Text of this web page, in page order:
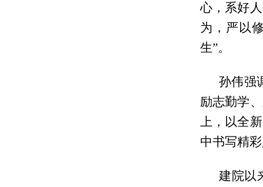
心，系好
为，严以
生”。
孙伟强
励志勤学
上，以全
中书写精
建院以